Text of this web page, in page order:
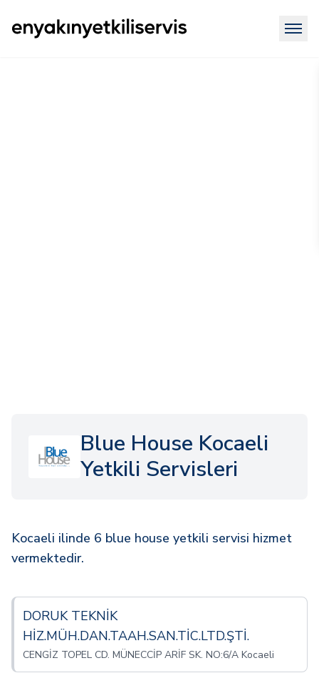
Blue House Kocaeli
Yetkili Servisleri
Kocaeli ilinde 6 blue house yetkili servisi hizmet
vermektedir.
DORUK TEKNİK
HİZ.MÜH.DAN.TAAH.SAN.TİC.LTD.ŞTİ.
CENGİZ TOPEL CD. MÜNECCİP ARİF SK. NO:6/A Kocaeli